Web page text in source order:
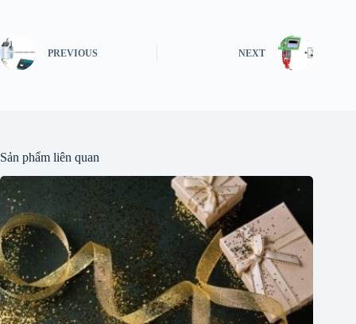
PREVIOUS NEXT
Sản phẩm liên quan